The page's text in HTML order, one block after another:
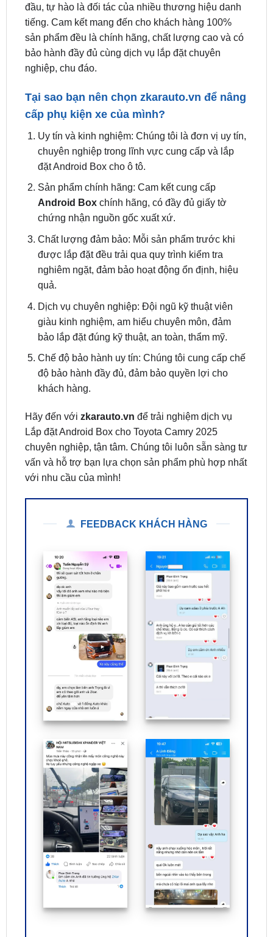
sản phẩm đều là chính hãng, chất lượng cao và có
bảo hành đầy đủ cùng dịch vụ lắp đặt chuyên
nghiệp, chu đáo.
Tại sao bạn nên chọn
Uy tín và kinh nghiệm: Chúng tôi là đơn vị uy tín,
chuyên nghiệp trong lĩnh vực cung cấp và lắp
đặt Android Box cho ô tô.
Sản phẩm chính hãng: Cam kết cung cấp
Android Boxchính hãng, có đầy đủ giấy tờ
chứng nhận nguồn gốc xuất xứ.
Chất lượng đảm bảo: Mỗi sản phẩm trước khi
được lắp đặt đều trải qua quy trình kiểm tra
nghiêm ngặt, đảm bảo hoạt động ổn định, hiệu
quả.
Dịch vụ chuyên nghiệp: Đội ngũ kỹ thuật viên
giàu kinh nghiệm, am hiểu chuyên môn, đảm
bảo lắp đặt đúng kỹ thuật, an toàn, thẩm mỹ.
Chế độ bảo hành uy tín: Chúng tôi cung cấp chế
độ bảo hành đầy đủ, đảm bảo quyền lợi cho
khách hàng.
Hãy đến vớizkarauto.vn
chuyên nghiệp, tận tâm. Chúng tôi luôn sẵn sàng tư
vấn và hỗ trợ bạn lựa chọn sản phẩm phù hợp nhất
với nhu cầu của mình!